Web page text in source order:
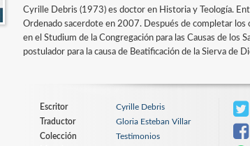
Cyrille Debris (1973) es doctor en Historia y Teología.
Ordenado sacerdote en 2007. Después de completar los
en el Studium de la Congregación para las Causas de los
postulador para la causa de Beatificación de la Sierva de
Escritor
Cyrille Debris
Traductor
Gloria Esteban Villar
Colección
Testimonios